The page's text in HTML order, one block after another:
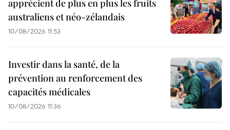
apprécient de plus en plus les fruits
australiens et néo-zélandais
10/08/2026 11:53
Investir dans la santé, de la
prévention au renforcement des
capacités médicales
10/08/2026 11:36